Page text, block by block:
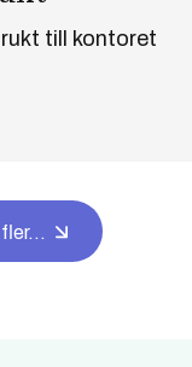
till kontoret